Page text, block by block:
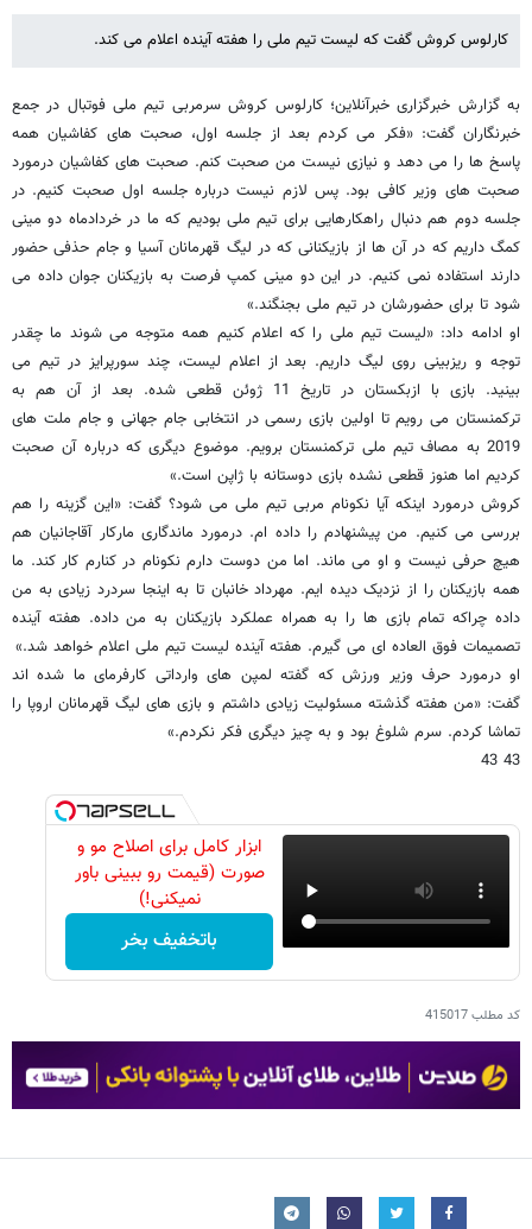
کارلوس کروش گفت که لیست تیم ملی را هفته آینده اعلام می کند.
به گزارش خبرگزاری خبرآنلاین؛ کارلوس کروش سرمربی تیم ملی فوتبال در جمع
خبرنگاران گفت: «فکر می کردم بعد از جلسه اول، صحبت های کفاشیان همه
پاسخ ها را می دهد و نیازی نیست من صحبت کنم. صحبت های کفاشیان درمورد
صحبت های وزیر کافی بود. پس لازم نیست درباره جلسه اول صحبت کنیم. در
جلسه دوم هم دنبال راهکارهایی برای تیم ملی بودیم که ما در خردادماه دو مینی
کمگ داریم که در آن ها از بازیکنانی که در لیگ قهرمانان آسیا و جام حذفی حضور
دارند استفاده نمی کنیم. در این دو مینی کمپ فرصت به بازیکنان جوان داده می
شود تا برای حضورشان در تیم ملی بجنگند.»
او ادامه داد: «لیست تیم ملی را که اعلام کنیم همه متوجه می شوند ما چقدر
توجه و ریزبینی روی لیگ داریم. بعد از اعلام لیست، چند سورپرایز در تیم می
بینید. بازی با ازبکستان در تاریخ 11 ژوئن قطعی شده. بعد از آن هم به
ترکمنستان می رویم تا اولین بازی رسمی در انتخابی جام جهانی و جام ملت های
2019 به مصاف تیم ملی ترکمنستان برویم. موضوع دیگری که درباره آن صحبت
کردیم اما هنوز قطعی نشده بازی دوستانه با ژاپن است.»
کروش درمورد اینکه آیا نکونام مربی تیم ملی می شود؟ گفت: «این گزینه را هم
بررسی می کنیم. من پیشنهادم را داده ام. درمورد ماندگاری مارکار آقاجانیان هم
هیچ حرفی نیست و او می ماند. اما من دوست دارم نکونام در کنارم کار کند. ما
همه بازیکنان را از نزدیک دیده ایم. مهرداد خانبان تا به اینجا سردرد زیادی به من
داده چراکه تمام بازی ها را به همراه عملکرد بازیکنان به من داده. هفته آینده
تصمیمات فوق العاده ای می گیرم. هفته آینده لیست تیم ملی اعلام خواهد شد.»
او درمورد حرف وزیر ورزش که گفته لمپن های وارداتی کارفرمای ما شده اند
گفت: «من هفته گذشته مسئولیت زیادی داشتم و بازی های لیگ قهرمانان اروپا را
تماشا کردم. سرم شلوغ بود و به چیز دیگری فکر نکردم.»
43 43
ابزار کامل برای اصلاح مو و
صورت (قیمت رو ببینی باور
نمیکنی!)
باتخفیف بخر
کد مطلب415017